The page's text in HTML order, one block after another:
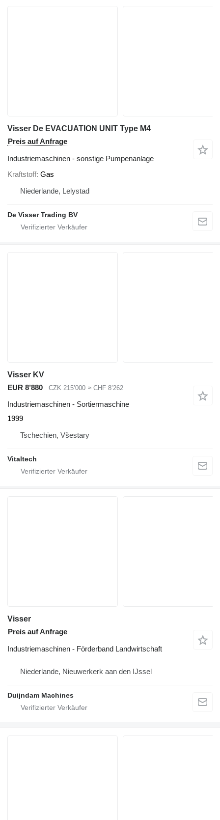
Visser De EVACUATION UNIT Type M4
Preis auf Anfrage
Industriemaschinen - sonstige Pumpenanlage
Kraftstoff Gas
Niederlande, Lelystad
De Visser Trading BV
Visser KV
EUR 8’880
CZK 215’000 ≈ CHF 8’262
Industriemaschinen - Sortiermaschine
1999
Tschechien, Všestary
Vitaltech
Visser
Preis auf Anfrage
Industriemaschinen - Förderband Landwirtschaft
Niederlande, Nieuwerkerk aan den IJssel
Duijndam Machines